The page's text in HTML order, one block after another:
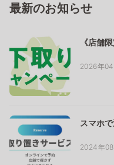
最新のお知らせ
《店舗
2026年
スマホ
2024年